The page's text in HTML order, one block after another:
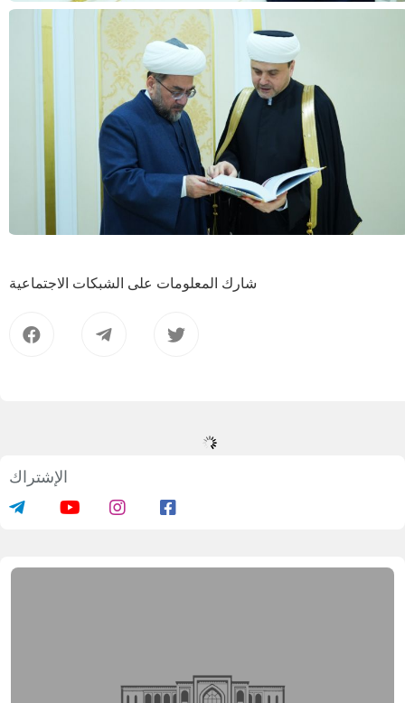
شارك المعلومات على الشبكات الاجتماعية
الإشتراك